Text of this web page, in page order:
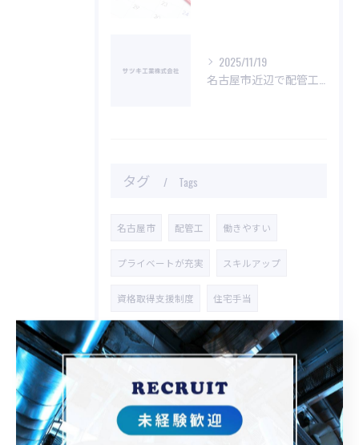
2025/11/19
タグ Tags
名古屋市 配管工 働きやすい
プライベートが充実 スキルアップ
資格取得支援制度 住宅手当
交通費支給 中途 転職 副業可